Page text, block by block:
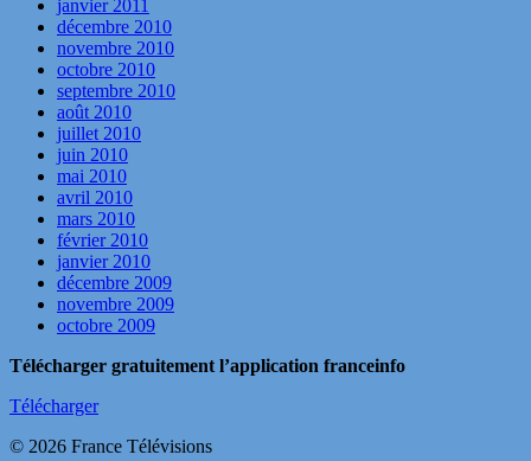
janvier 2011
décembre 2010
novembre 2010
octobre 2010
septembre 2010
août 2010
juillet 2010
juin 2010
mai 2010
avril 2010
mars 2010
février 2010
janvier 2010
décembre 2009
novembre 2009
octobre 2009
Télécharger gratuitement l’application franceinfo
Télécharger
© 2026 France Télévisions